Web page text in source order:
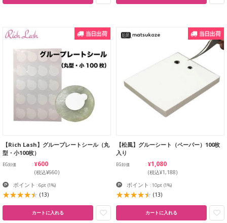
【Rich Lash】グループレートシール（丸
型・小100枚）
EG卸価 ¥600
(税込¥660)
ポイント : 6pt (1%)
(13)
カートに入れる
【松風】グルーシート（ペーパー）100枚
入り
EG卸価 ¥1,080
(税込¥1,188)
ポイント : 10pt (1%)
(13)
カートに入れる